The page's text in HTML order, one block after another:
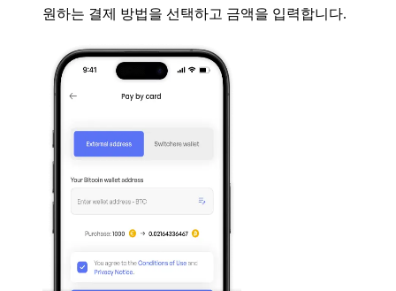
원하는 결제 방법을 선택하고 금액을 입력합니다.